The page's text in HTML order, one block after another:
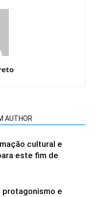
AUTHOR
cultural e
este fim de
protagonismo e